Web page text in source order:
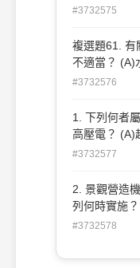
比為 1:3 (B)
影響拌合之
泥、黏土、
#3732575
複選題61. 有
不適當？ (A)
行 (B)手拌水
水 (C)水泥砂
粉或乾拌水
#3732576
1. 下列何者
高壓電？ (A)
伏特之電壓
百伏特以下
#3732577
2. 景觀營造
列何時實施
(D)每月 。
#3732578